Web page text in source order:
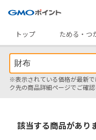
トップ
ためる・つ
※表示されている価格が最新
ク先の商品詳細ページでご確認
該当する商品があり